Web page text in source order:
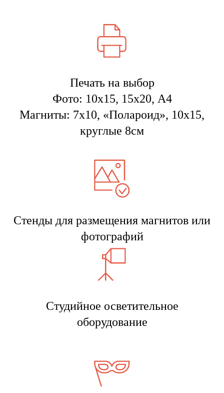
Печать на выбор
Фото: 10х15, 15х20, А4
Магниты: 7х10, «Полароид», 10х15,
круглые 8см
Стенды для размещения магнитов или
фотографий
Студийное осветительное
оборудование